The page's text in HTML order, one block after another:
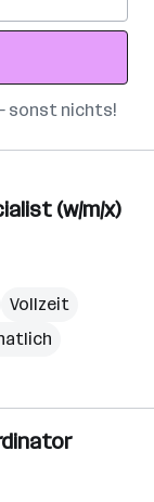
sonst nichts!
(w/m/x)
Vollzeit